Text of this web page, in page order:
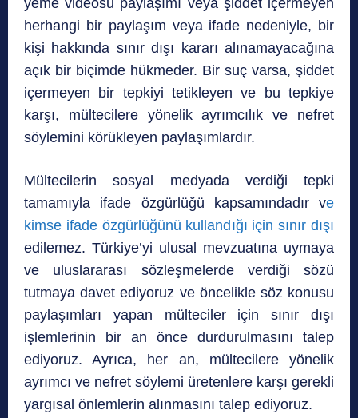
herhangi bir paylaşım veya ifade nedeniyle, bir
kişi hakkında sınır dışı kararı alınamayacağına
açık bir biçimde hükmeder. Bir suç varsa, şiddet
içermeyen bir tepkiyi tetikleyen ve bu tepkiye
karşı, mültecilere yönelik ayrımcılık ve nefret
söylemini körükleyen paylaşımlardır.
Mültecilerin sosyal medyada verdiği tepki
tamamıyla ifade özgürlüğü kapsamındadır ve
kimse ifade özgürlüğünü kullandığı için sınır dışı
edilemez. Türkiye’yi ulusal mevzuatına uymaya
ve uluslararası sözleşmelerde verdiği sözü
tutmaya davet ediyoruz ve öncelikle söz konusu
paylaşımları yapan mülteciler için sınır dışı
işlemlerinin bir an önce durdurulmasını talep
ediyoruz. Ayrıca, her an, mültecilere yönelik
ayrımcı ve nefret söylemi üretenlere karşı gerekli
yargısal önlemlerin alınmasını talep ediyoruz.